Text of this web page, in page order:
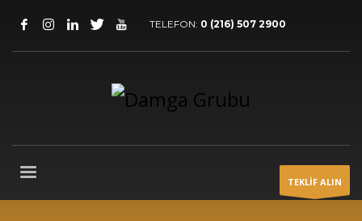
TELEFON: 0 (216) 507 2900
TEKLİF ALIN